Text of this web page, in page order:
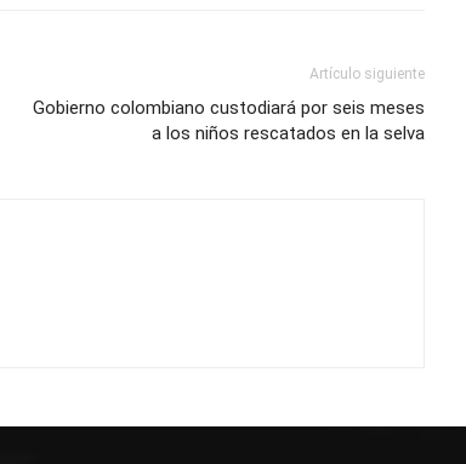
Artículo siguiente
Gobierno colombiano custodiará por seis meses
a los niños rescatados en la selva